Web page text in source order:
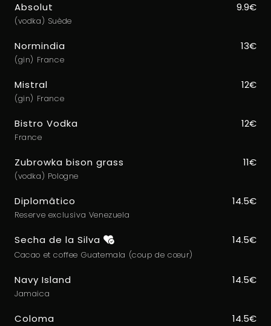
Absolut
(vodka) Suède
9.9€
Normindia
(gin) France
13€
Mistral
(gin) France
12€
Bistro Vodka
France
12€
Zubrowka bison grass
(vodka) Pologne
11€
Diplomâtico
Reserve exclusiva Venezuela
14.5€
Secha de la Silva
Cacao et coffee Guatemala (coup de cœur)
14.5€
Navy Island
Jamaica
14.5€
Coloma 14.5€